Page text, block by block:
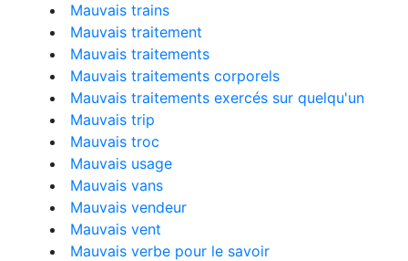
Mauvais trains
Mauvais traitement
Mauvais traitements
Mauvais traitements corporels
Mauvais traitements exercés sur quelqu'un
Mauvais trip
Mauvais troc
Mauvais usage
Mauvais vans
Mauvais vendeur
Mauvais vent
Mauvais verbe pour le savoir